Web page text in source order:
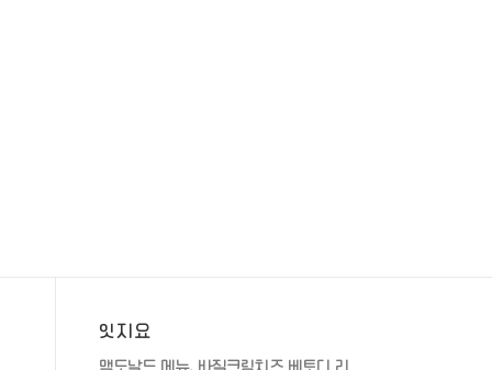
잇지요